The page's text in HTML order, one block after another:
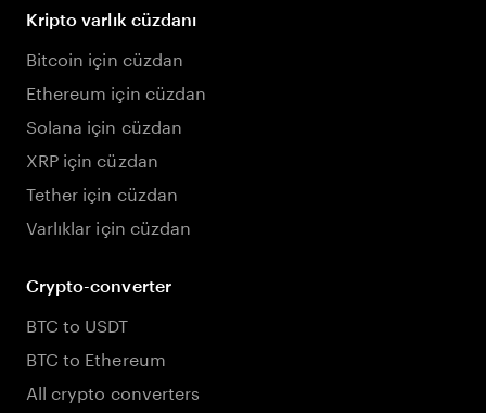
Kripto varlık cüzdanı
Bitcoin için cüzdan
Ethereum için cüzdan
Solana için cüzdan
XRP için cüzdan
Tether için cüzdan
Varlıklar için cüzdan
Crypto-converter
BTC to USDT
BTC to Ethereum
All crypto converters